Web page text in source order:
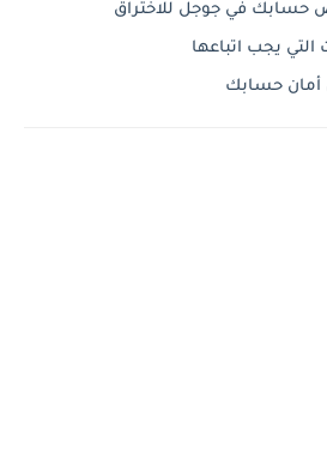
حسابك في جوجل للاختراق
يجب اتباعها
أمان حسابك